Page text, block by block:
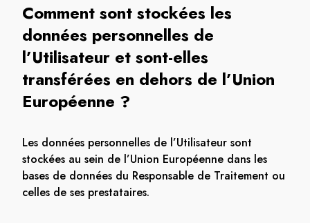
Comment sont stockées les
données personnelles de
l’Utilisateur et sont-elles
transférées en dehors de l’Union
Européenne ?
Les données personnelles de l’Utilisateur sont
stockées au sein de l’Union Européenne dans les
bases de données du Responsable de Traitement ou
celles de ses prestataires.